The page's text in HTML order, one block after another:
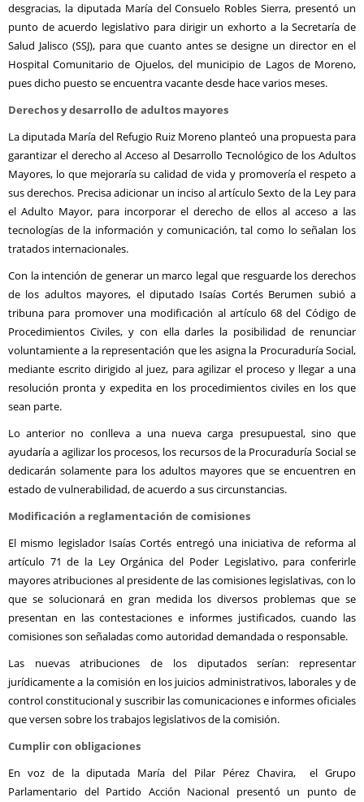
desgracias, la diputada María del Consuelo Robles Sierra, presentó un
punto de acuerdo legislativo para dirigir un exhorto a la Secretaría de
Salud Jalisco (SSJ), para que cuanto antes se designe un director en el
Hospital Comunitario de Ojuelos, del municipio de Lagos de Moreno,
pues dicho puesto se encuentra vacante desde hace varios meses.
Derechos y desarrollo de adultos mayores
La diputada María del Refugio Ruiz Moreno planteó una propuesta para
garantizar el derecho al Acceso al Desarrollo Tecnológico de los Adultos
Mayores, lo que mejoraría su calidad de vida y promovería el respeto a
sus derechos. Precisa adicionar un inciso al artículo Sexto de la Ley para
el Adulto Mayor, para incorporar el derecho de ellos al acceso a las
tecnologías de la información y comunicación, tal como lo señalan los
tratados internacionales.
Con la intención de generar un marco legal que resguarde los derechos
de los adultos mayores, el diputado Isaías Cortés Berumen subió a
tribuna para promover una modificación al artículo 68 del Código de
Procedimientos Civiles, y con ella darles la posibilidad de renunciar
voluntamiente a la representación que les asigna la Procuraduría Social,
mediante escrito dirigido al juez, para agilizar el proceso y llegar a una
resolución pronta y expedita en los procedimientos civiles en los que
sean parte.
Lo anterior no conlleva a una nueva carga presupuestal, sino que
ayudaría a agilizar los procesos, los recursos de la Procuraduría Social se
dedicarán solamente para los adultos mayores que se encuentren en
estado de vulnerabilidad, de acuerdo a sus circunstancias.
Modificación a reglamentación de comisiones
El mismo legislador Isaías Cortés entregó una iniciativa de reforma al
artículo 71 de la Ley Orgánica del Poder Legislativo, para conferirle
mayores atribuciones al presidente de las comisiones legislativas, con lo
que se solucionará en gran medida los diversos problemas que se
presentan en las contestaciones e informes justificados, cuando las
comisiones son señaladas como autoridad demandada o responsable.
Las nuevas atribuciones de los diputados serían: representar
jurídicamente a la comisión en los juicios administrativos, laborales y de
control constitucional y suscribir las comunicaciones e informes oficiales
que versen sobre los trabajos legislativos de la comisión.
Cumplir con obligaciones
En voz de la diputada María del Pilar Pérez Chavira, el Grupo
Parlamentario del Partido Acción Nacional presentó un punto de